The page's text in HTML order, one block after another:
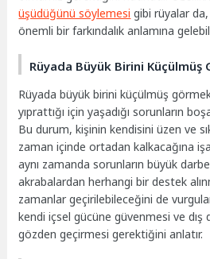
üşüdüğünü söylemesi gibi rüyalar
önemli bir farkındalık anlamına
Rüyada Büyük Birini Küçülmüş
Rüyada büyük birini küçülmüş
yıprattığı için yaşadığı sorunların
Bu durum, kişinin kendisini üzen ve
zaman içinde ortadan kalkacağına
aynı zamanda sorunların büyük
akrabalardan herhangi bir destek
zamanlar geçirilebileceğini de
kendi içsel gücüne güvenmesi ve
gözden geçirmesi gerektiğini anlatır.